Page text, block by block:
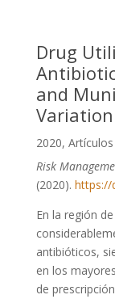
Drug
and
Variation
2020, Artículos
Risk
(2020). https://
En la región
antibióticos,
en los
de